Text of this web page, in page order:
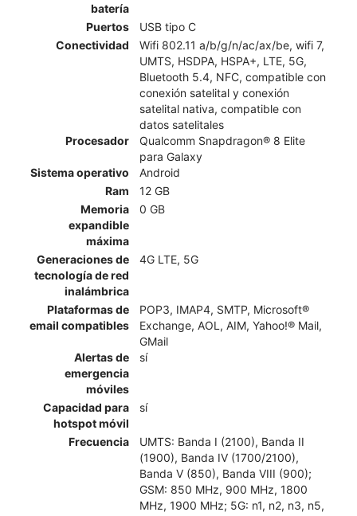
batería
Puertos
USB tipo C
Conectividad
Wifi 802.11 a/b/g/n/ac/ax/be, wifi 7,
UMTS, HSDPA, HSPA+, LTE, 5G,
Bluetooth 5.4, NFC, compatible con
conexión satelital y conexión
satelital nativa, compatible con
datos satelitales
Procesador
Qualcomm Snapdragon® 8 Elite
para Galaxy
Sistema operativo
Android
Ram
12 GB
Memoria
expandible
máxima
0 GB
Generaciones de
tecnología de red
inalámbrica
4G LTE, 5G
Plataformas de
email compatibles
POP3, IMAP4, SMTP, Microsoft®
Exchange, AOL, AIM, Yahoo!® Mail,
GMail
Alertas de
emergencia
móviles
sí
Capacidad para
hotspot móvil
sí
Frecuencia
UMTS: Banda I (2100), Banda II
(1900), Banda IV (1700/2100),
Banda V (850), Banda VIII (900);
GSM: 850 MHz, 900 MHz, 1800
MHz, 1900 MHz; 5G: n1, n2, n3, n5,